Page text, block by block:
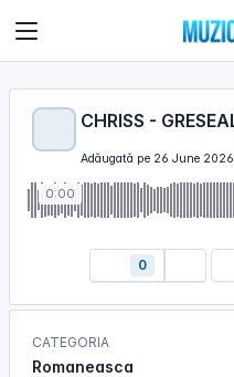
CHRISS -
Adăugată pe 26 June 2026
0:00
0
CATEGORIA
Romaneasca